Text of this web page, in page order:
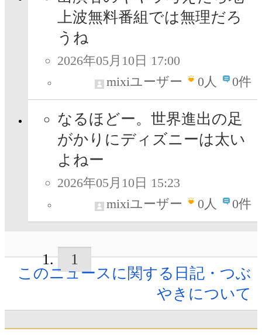
上波無料番組では無理だろ
うね
2026年05月10日 17:00
mixiユーザー
0人 0件
なるほどー。世界進出の足
がかりにディズニーは太い
よねー
2026年05月10日 15:23
mixiユーザー
0人 0件
1
このニュースに関する日記・つぶ
やきについて